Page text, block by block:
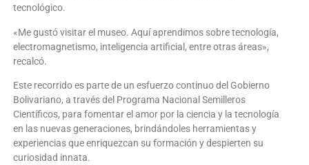
tecnológico.
«Me gustó visitar el museo. Aquí aprendimos sobre tecnología,
electromagnetismo, inteligencia artificial, entre otras áreas»,
recalcó.
Este recorrido es parte de un esfuerzo continuo del Gobierno
Bolivariano, a través del Programa Nacional Semilleros
Científicos, para fomentar el amor por la ciencia y la tecnología
en las nuevas generaciones, brindándoles herramientas y
experiencias que enriquezcan su formación y despierten su
curiosidad innata.